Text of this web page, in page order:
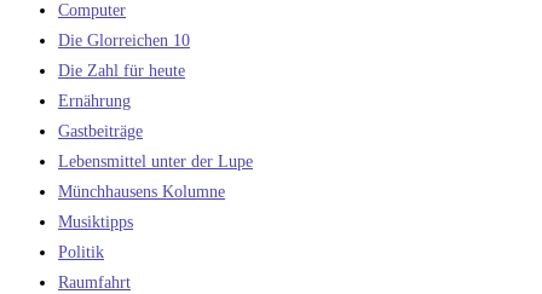
Computer
Die Glorreichen 10
Die Zahl für heute
Ernährung
Gastbeiträge
Lebensmittel unter der Lupe
Münchhausens Kolumne
Musiktipps
Politik
Raumfahrt